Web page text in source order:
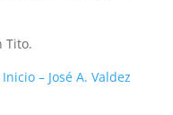
Tito.
Inicio – José A. Valdez